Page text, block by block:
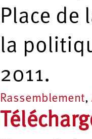
Place de
la
2011.
Rassemblement,